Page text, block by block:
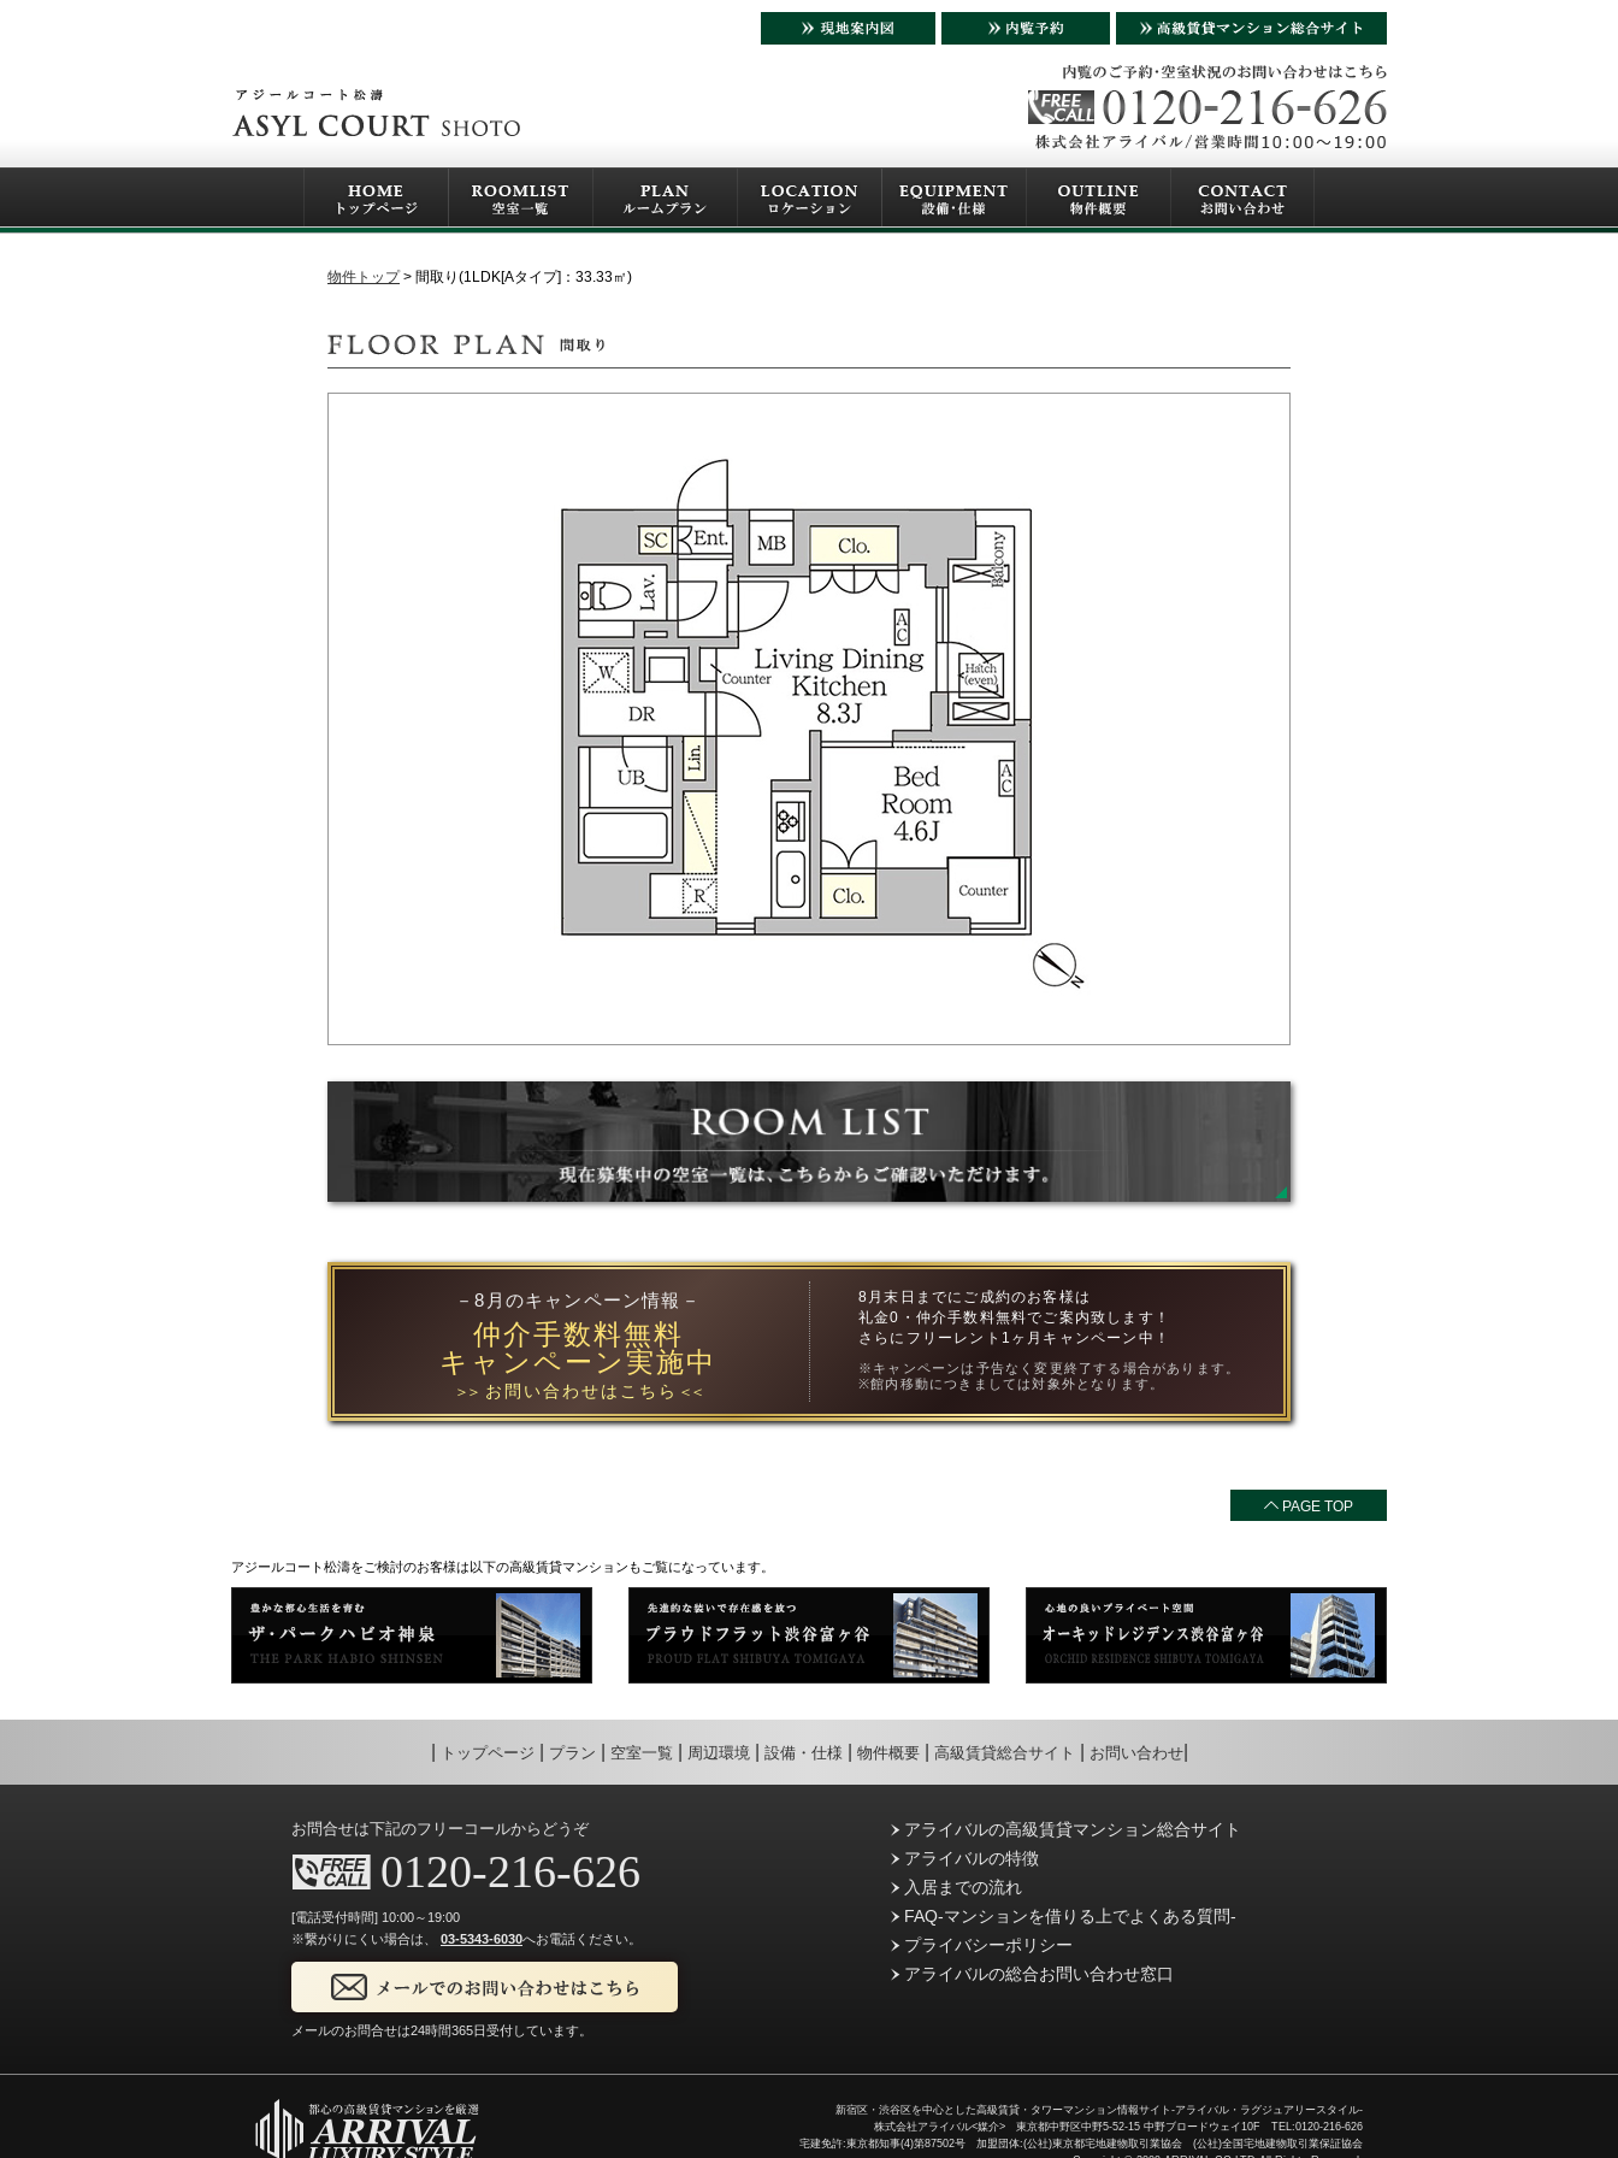
物件トップ 間取り(1LDK[Aタイプ]：33.33㎡)
－8月のキャンペーン情報－
仲介手数料無料
キャンペーン実施中
＞＞ お問い合わせはこちら ＜＜
8月末日までにご成約のお客様は
礼金0・仲介手数料無料でご案内致します！
さらにフリーレント1ヶ月キャンペーン中！
※キャンペーンは予告なく変更終了する場合があります。
※館内移動につきましては対象外となります。
PAGE TOP
アジールコート松濤をご検討のお客様は以下の高級賃貸マンションもご覧になっています。
トップページ プラン 空室一覧 周辺環境 設備・仕様 物件概要 高級賃貸総合サイト お問い合わせ
お問合せは下記のフリーコールからどうぞ
0120-216-626
[電話受付時間] 10:00～19:00
※繋がりにくい場合は、
03-5343-6030へお電話ください。
メールのお問合せは24時間365日受付しています。
アライバルの高級賃貸マンション総合サイト
アライバルの特徴
入居までの流れ
FAQ-マンションを借りる上でよくある質問-
プライバシーポリシー
アライバルの総合お問い合わせ窓口
新宿区・渋谷区を中心とした高級賃貸・タワーマンション情報サイト-アライバル・ラグジュアリースタイル-
株式会社アライバル<媒介> 東京都中野区中野5-52-15 中野ブロードウェイ10F TEL:0120-216-626
宅建免許:東京都知事(4)第87502号 加盟団体:(公社)東京都宅地建物取引業協会 (公社)全国宅地建物取引業保証協会